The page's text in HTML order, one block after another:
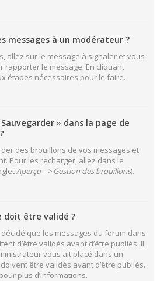
messages à un modérateur ?
allez sur le message à signaler et vous
rapporter le message. En cliquant
étapes nécessaires pour le faire.
» dans la page de
des brouillons de vos messages et
Pour les recharger, allez dans le
Aperçu --> Gestion des brouillons).
doit être validé ?
que les messages du forum dans
d’être validés avant d’être publiés. Il
vous ait placé dans un
être validés avant d’être publiés.
plus d’informations.